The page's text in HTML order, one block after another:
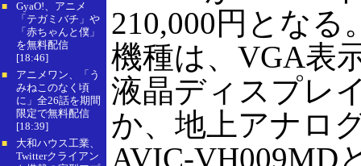
■
GyaO!、アニメ
「テガミバチ」や
「赤ちゃんと僕」
を無料配信
[18:46]
■
アニメワン、「う
みねこのなく頃
に」全26話を期間
限定で無料配信
[18:39]
■
大和ハウス工業、
Twitterクライアン
210,000円となる
機種は、VGA表
液晶ディスプレ
か、地上アナロ
AVIC-VH009MD